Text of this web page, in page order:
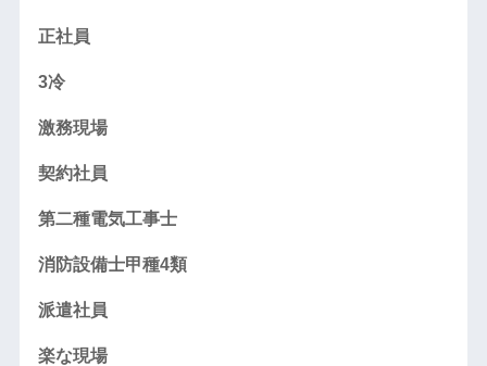
正社員
3冷
激務現場
契約社員
第二種電気工事士
消防設備士甲種4類
派遣社員
楽な現場